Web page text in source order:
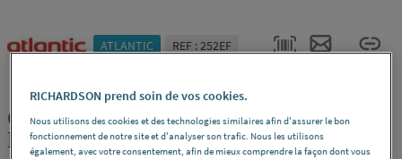
ATLANTIC REF : 252EF
CLIMATISEUR MURAL - Gamme TAKAO
LINE - DC Inverter
RICHARDSON prend soin de vos cookies.
Nous utilisons des cookies et des technologies similaires afin d'assurer le bon
fonctionnement de notre site et d'analyser son trafic. Nous les utilisons
également, avec votre consentement, afin de mieux comprendre la façon dont vous